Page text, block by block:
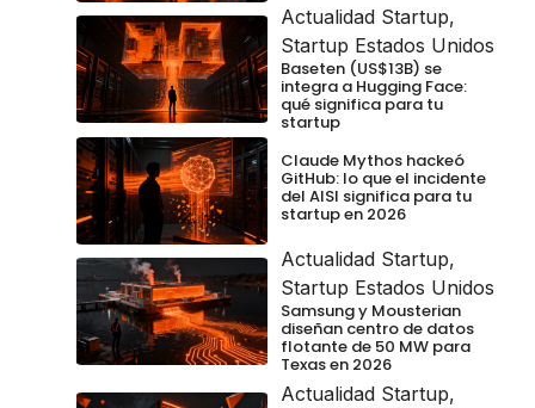
Actualidad Startup,
Startup Estados Unidos
Baseten (US$13B) se
integra a Hugging Face:
qué significa para tu
startup
Claude Mythos hackeó
GitHub: lo que el incidente
del AISI significa para tu
startup en 2026
Actualidad Startup,
Startup Estados Unidos
Samsung y Mousterian
diseñan centro de datos
flotante de 50 MW para
Texas en 2026
Actualidad Startup,